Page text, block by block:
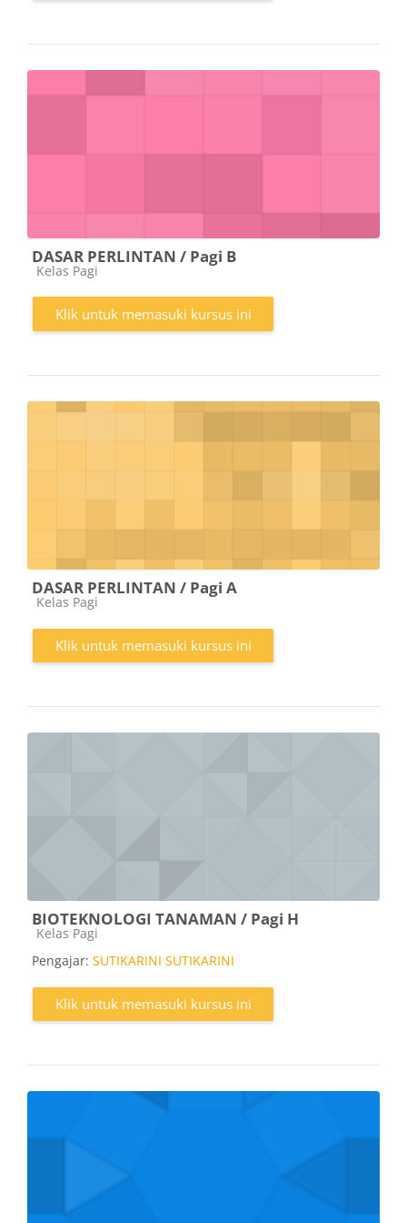
DASAR PERLINTAN / Pagi B
Kategori kursus
Kelas Pagi
Klik untuk memasuki kursus ini
DASAR PERLINTAN / Pagi A
Kategori kursus
Kelas Pagi
Klik untuk memasuki kursus ini
BIOTEKNOLOGI TANAMAN / Pagi H
Kategori kursus
Kelas Pagi
Pengajar: SUTIKARINI SUTIKARINI
Klik untuk memasuki kursus ini